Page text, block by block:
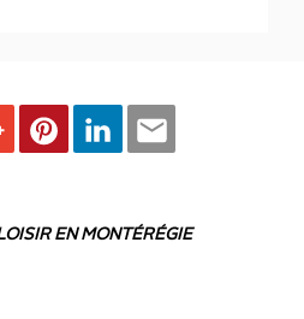
EN MONTÉRÉGIE